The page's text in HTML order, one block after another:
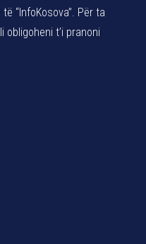
“InfoKosova”. Për ta
t’i pranoni